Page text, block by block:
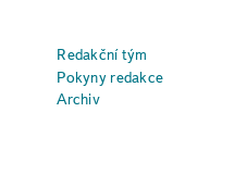
Redakční tým
Pokyny redakce
Archiv